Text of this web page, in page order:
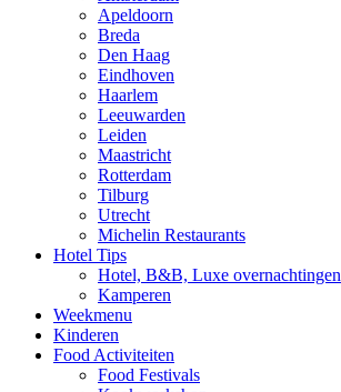
Apeldoorn
Breda
Den Haag
Eindhoven
Haarlem
Leeuwarden
Leiden
Maastricht
Rotterdam
Tilburg
Utrecht
Michelin Restaurants
Hotel Tips
Hotel, B&B, Luxe overnachtingen
Kamperen
Weekmenu
Kinderen
Food Activiteiten
Food Festivals